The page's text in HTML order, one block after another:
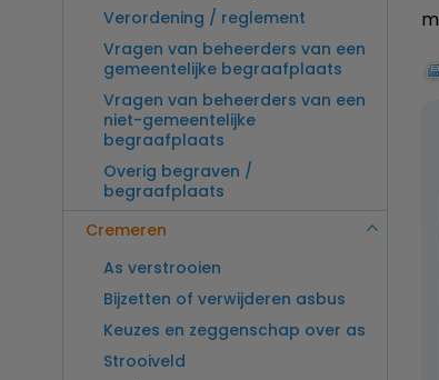
Verordening / reglement
Vragen van beheerders van een
gemeentelijke begraafplaats
Vragen van beheerders van een
niet-gemeentelijke
begraafplaats
Overig begraven /
begraafplaats
Cremeren
As verstrooien
Bijzetten of verwijderen asbus
Keuzes en zeggenschap over as
Strooiveld